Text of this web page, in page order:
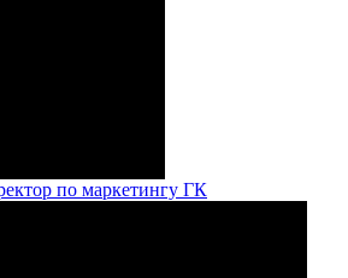
по маркетингу ГК